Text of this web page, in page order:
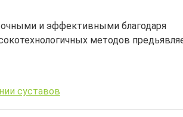
и эффективными благодаря
методов
суставов